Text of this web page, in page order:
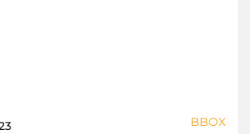
BBOX